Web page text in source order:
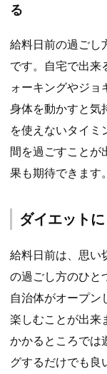
る
給料日前の過ごし
です。自宅で出来
ォーキングやジョ
身体を動かすと気
を使えないタイミ
間を過ごすことが
果も期待できます。
ダイエット
給料日前は、思い
の過ごし方のひと
自治体がオープン
楽しむことが出来
かかるところでは
グするだけでも良